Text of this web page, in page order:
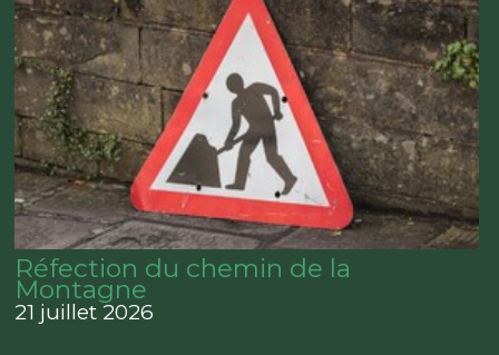
Réfection du chemin de la
Montagne
21 juillet 2026